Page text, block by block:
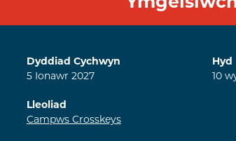
Dyddiad Cychwyn
5 Ionawr 2027
Hyd
10
Lleoliad
Campws Crosskeys